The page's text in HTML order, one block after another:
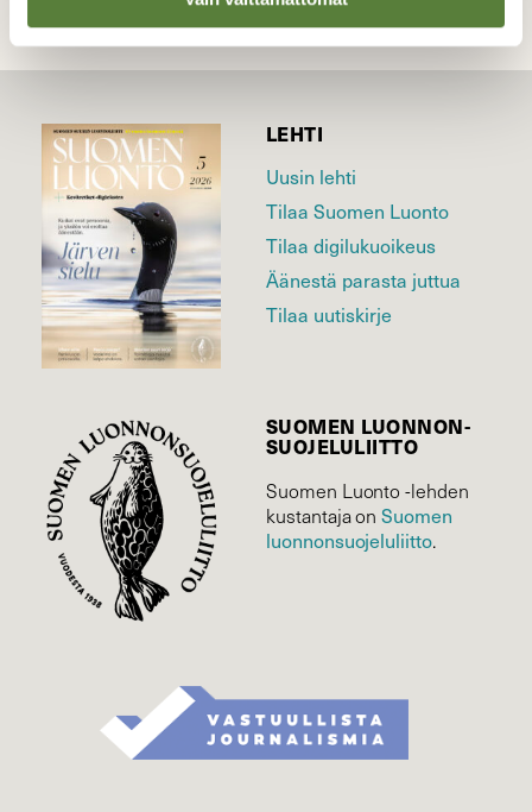
LEHTI
Uusin lehti
Tilaa Suomen Luonto
Tilaa digilukuoikeus
Äänestä parasta juttua
Tilaa uutiskirje
SUOMEN LUONNON­
SUOJELU­LIITTO
Suomen Luonto -lehden
kustantaja onSuomen
luonnonsuojelu­liitto.